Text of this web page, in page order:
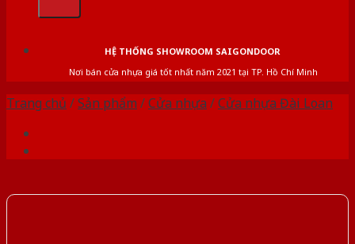
HỆ THỐNG SHOWROOM SAIGONDOOR
Nơi bán cửa nhựa giá tốt nhất năm 2021 tại TP. Hồ Chí Minh
Trang chủ /Sản phẩm /Cửa nhựa /Cửa nhựa Đài Loan